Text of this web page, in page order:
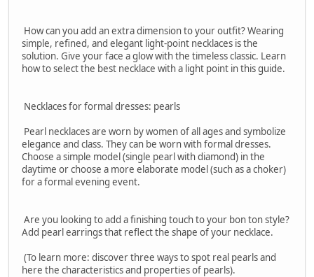
How can you add an extra dimension to your outfit? Wearing
simple, refined, and elegant light-point necklaces is the
solution. Give your face a glow with the timeless classic. Learn
how to select the best necklace with a light point in this guide.
Necklaces for formal dresses: pearls
Pearl necklaces are worn by women of all ages and symbolize
elegance and class. They can be worn with formal dresses.
Choose a simple model (single pearl with diamond) in the
daytime or choose a more elaborate model (such as a choker)
for a formal evening event.
Are you looking to add a finishing touch to your bon ton style?
Add pearl earrings that reflect the shape of your necklace.
(To learn more: discover three ways to spot real pearls and
here the characteristics and properties of pearls).